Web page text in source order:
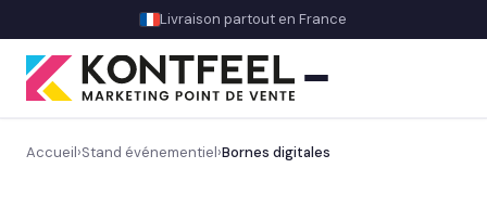
Livraison partout en France
Accueil›Stand événementiel›Bornes digitales